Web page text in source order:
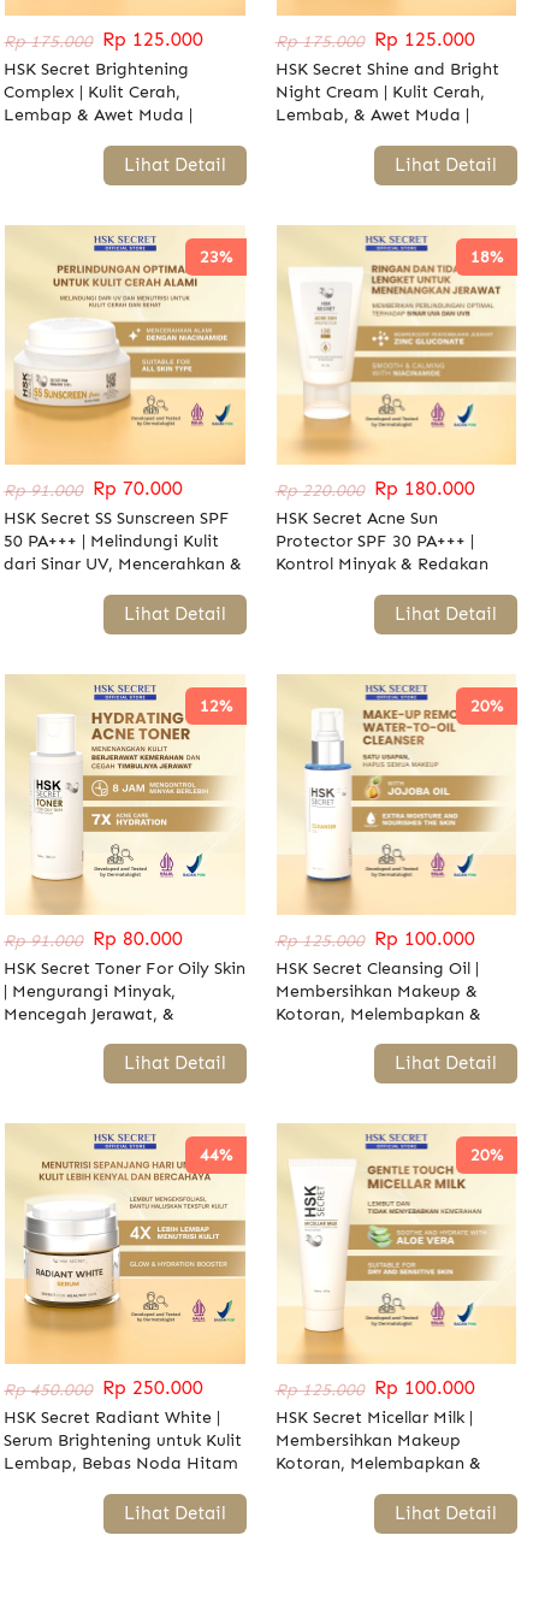
Rp 175.000 Rp 125.000
HSK Secret Brightening
Complex | Kulit Cerah,
Lembap & Awet Muda |
`Lihat Detail
Rp 175.000 Rp 125.000
HSK Secret Shine and Bright
Night Cream | Kulit Cerah,
Lembab, & Awet Muda |
`Lihat Detail
Rp 91.000 Rp 70.000
HSK Secret SS Sunscreen SPF
50 PA+++ | Melindungi Kulit
dari Sinar UV, Mencerahkan &
`Lihat Detail
23%
Rp 220.000 Rp 180.000
HSK Secret Acne Sun
Protector SPF 30 PA+++ |
Kontrol Minyak & Redakan
`Lihat Detail
18%
Rp 91.000 Rp 80.000
HSK Secret Toner For Oily Skin
| Mengurangi Minyak,
Mencegah Jerawat, &
Lihat Detail
12%
Rp 125.000 Rp 100.000
HSK Secret Cleansing Oil |
Membersihkan Makeup &
Kotoran, Melembapkan &
Lihat Detail
20%
Rp 450.000 Rp 250.000
HSK Secret Radiant White |
Serum Brightening untuk Kulit
Lembap, Bebas Noda Hitam
`Lihat Detail
44%
Rp 125.000 Rp 100.000
HSK Secret Micellar Milk |
Membersihkan Makeup
Kotoran, Melembapkan &
`Lihat Detail
20%